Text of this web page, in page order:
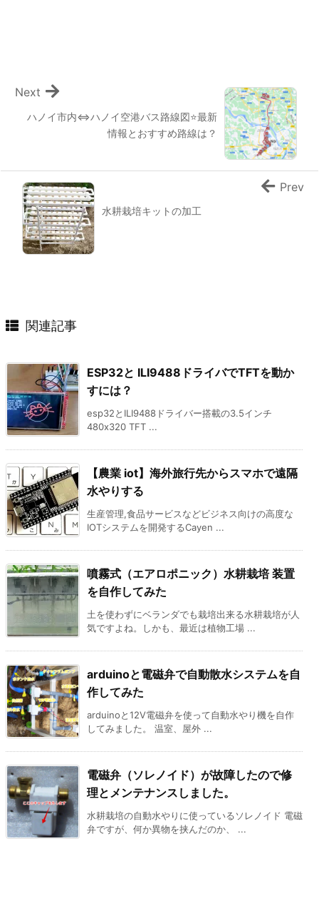
ハノイ市内⇔ハノイ空港バス路線図⭐最新
情報とおすすめ路線は？
Next
水耕栽培キットの加工
Prev
関連記事
ESP32と ILI9488ドライバでTFTを動か
すには？
esp32とILI9488ドライバー搭載の3.5インチ
480x320 TFT ...
【農業 iot】海外旅行先からスマホで遠隔
水やりする
生産管理,食品サービスなどビジネス向けの高度な
IOTシステムを開発するCayen ...
噴霧式（エアロポニック）水耕栽培 装置
を自作してみた
土を使わずにベランダでも栽培出来る水耕栽培が人
気ですよね。しかも、最近は植物工場 ...
arduinoと電磁弁で自動散水システムを自
作してみた
arduinoと12V電磁弁を使って自動水やり機を自作
してみました。 温室、屋外 ...
電磁弁（ソレノイド）が故障したので修
理とメンテナンスしました。
水耕栽培の自動水やりに使っているソレノイド 電磁
弁ですが、何か異物を挟んだのか、 ...